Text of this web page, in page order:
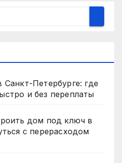
Петербурге: где
и без переплаты
дом под ключ в
с перерасходом